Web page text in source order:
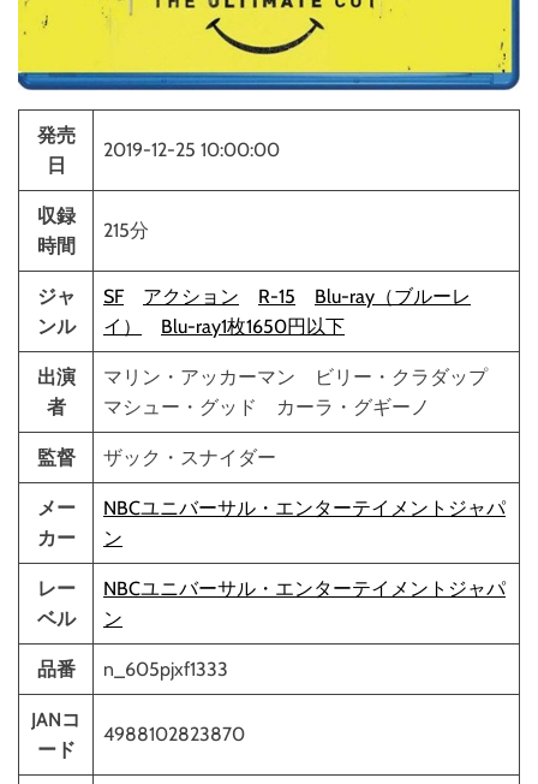
発売
日
2019-12-25 10:00:00
収録
時間
215分
ジャ
ンル
SF アクション R-15
Blu-ray（ブルーレ
イ）
Blu-ray1枚1650円以下
出演
者
マリン・アッカーマン ビリー・クラダップ
マシュー・グッド カーラ・グギーノ
監督 ザック・スナイダー
メー
カー
NBCユニバーサル・エンターテイメントジャパ
ン
レー
ベル
NBCユニバーサル・エンターテイメントジャパ
ン
品番 n_605pjxf1333
JANコ
ード
4988102823870